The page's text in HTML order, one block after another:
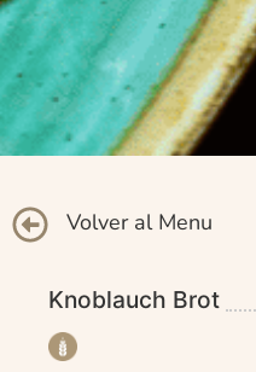
Volver al Menu
Knoblauch Brot